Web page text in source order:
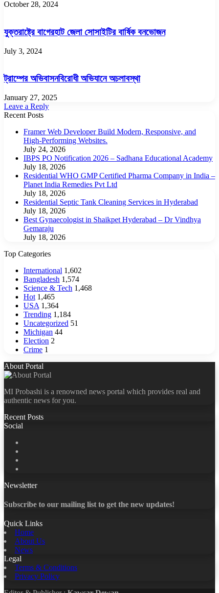
October 28, 2024
যুক্তরাষ্ট্রে বাগেরহাট জেলা সোসাইটির বার্ষিক বনভোজন
July 3, 2024
ট্রাম্পের অভিবাসনবিরোধী অভিযানে অচলাবস্থা
January 27, 2025
Leave a Reply
Recent Posts
Framer Web Developer Build Modern, Responsive, and
High-Performing Websites.
July 24, 2026
IBPS PO Notification 2026 – Sadhana Educational Academy
July 18, 2026
Residential WHO GMP Certified Pharma Company in India –
Planet India Remedies Pvt Ltd
July 18, 2026
Residential Septic Tank Cleaning Services in Hyderabad
July 18, 2026
Best Gynaecologist in Shaikpet Hyderabad – Dr Vindhya
Gemaraju
July 18, 2026
Top Categories
International 1,602
Bangladesh 1,574
Science & Tech 1,468
Hot 1,465
USA 1,364
Trending 1,184
Uncategorized 51
Michigan 44
Election 2
Crime 1
About Portal
MI Probashi is a renowned news portal which provides real and
authentic news for you.
Recent Posts
Social
Newsletter
Subscribe to our mailing list to get the new updates!
Quick Links
Home
About Us
News
Legal
Terms & Conditions
Privacy Policy